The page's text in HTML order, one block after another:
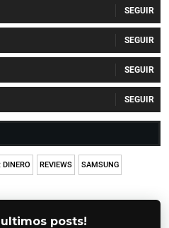
DINERO REVIEWS SAMSUNG
posts!